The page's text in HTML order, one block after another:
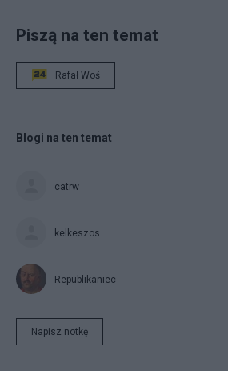
Piszą na ten temat
Rafał Woś
Blogi na ten temat
catrw
kelkeszos
Republikaniec
Napisz notkę